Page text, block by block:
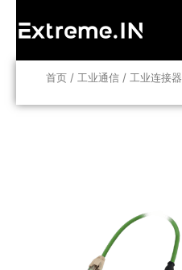
首页 / 工业通信 / 工业连接器